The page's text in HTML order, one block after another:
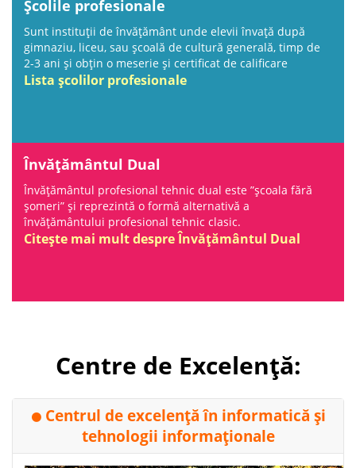
Școlile profesionale
Sunt instituții de învățământ unde elevii învață după
gimnaziu, liceu, sau școală de cultură generală, timp de
2-3 ani și obțin o meserie și certificat de calificare
Lista școlilor profesionale
Învățământul Dual
Învățământul profesional tehnic dual este ”școala fără
șomeri” și reprezintă o formă alternativă a
învățământului profesional tehnic clasic.
Citește mai mult despre Învățământul Dual
Centre de Excelență:
⚫ Centrul de excelenţă în informatică şi
tehnologii informaţionale